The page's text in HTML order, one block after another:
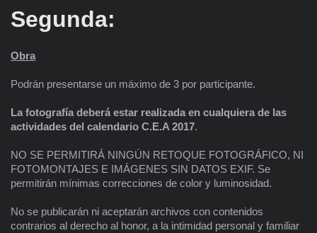
Segunda:
Obra
Podrán presentarse un máximo de 3 por participante.
La fotografía deberá estar realizada en cualquiera de las
actividades del calendario C.E.A 2017.
NO SE PERMITIRÁ NINGÚN RETOQUE FOTOGRÁFICO, NI
FOTOMONTAJES E IMÁGENES SIN DATOS EXIF. Se
permitirán mínimas correcciones de color y luminosidad.
No se publicarán ni aceptarán archivos con contenidos
contrarios al derecho al honor, a la intimidad personal y familiar